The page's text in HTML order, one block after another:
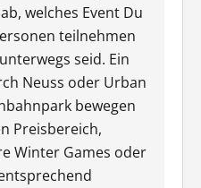
welches Event Du
teilnehmen
seid. Ein
Neuss oder Urban
bewegen
Preisbereich,
Winter Games oder